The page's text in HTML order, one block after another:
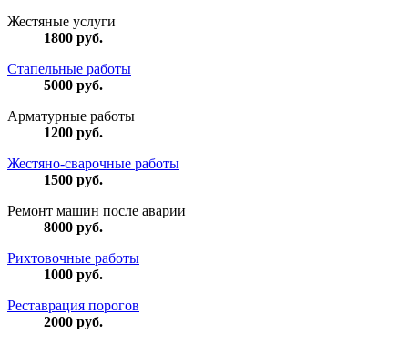
Жестяные услуги
1800 руб.
Стапельные работы
5000 руб.
Арматурные работы
1200 руб.
Жестяно-сварочные работы
1500 руб.
Ремонт машин после аварии
8000 руб.
Рихтовочные работы
1000 руб.
Реставрация порогов
2000 руб.